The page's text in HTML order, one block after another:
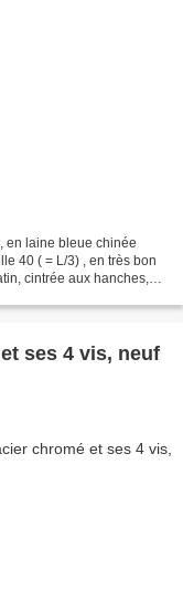
en laine bleue chinée
40 ( = L/3) , en très bon
cintrée aux hanches,
ses 4 vis, neuf